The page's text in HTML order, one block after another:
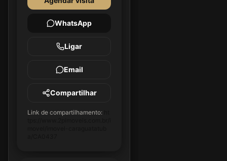
WhatsApp
Ligar
Email
Compartilhar
Link de compartilhamento: